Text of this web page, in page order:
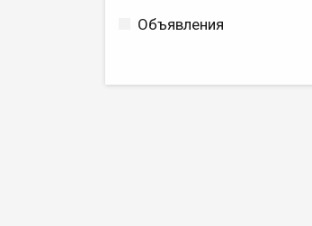
Объявления